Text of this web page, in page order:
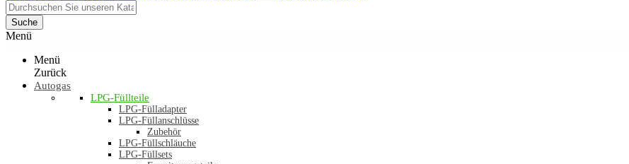
Suche
Menü
Menü
Zurück
Autogas
LPG-Füllteile
LPG-Fülladapter
LPG-Füllanschlüsse
Zubehör
LPG-Füllschläuche
LPG-Füllsets